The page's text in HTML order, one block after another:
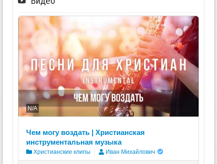
N/A
Чем могу воздать | Христианская
инструментальная музыка
Христианские клипы Иван Михайлович